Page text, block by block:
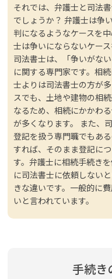
それでは、弁護士と司法
でしょうか？ 弁護士は争
判になるようなケースを
士は争いにならないケース
司法書士は、「争いがな
に関する専門家です。相
士よりは司法書士の方が
スでも、土地や建物の相
なるため、相続にかかわ
が多くなります。 また、
登記を扱う専門職でもあ
すれば、そのまま登記に
す。弁護士に相続手続き
に司法書士に依頼しない
きな違いです。一般的に
いと言われています。
手続き